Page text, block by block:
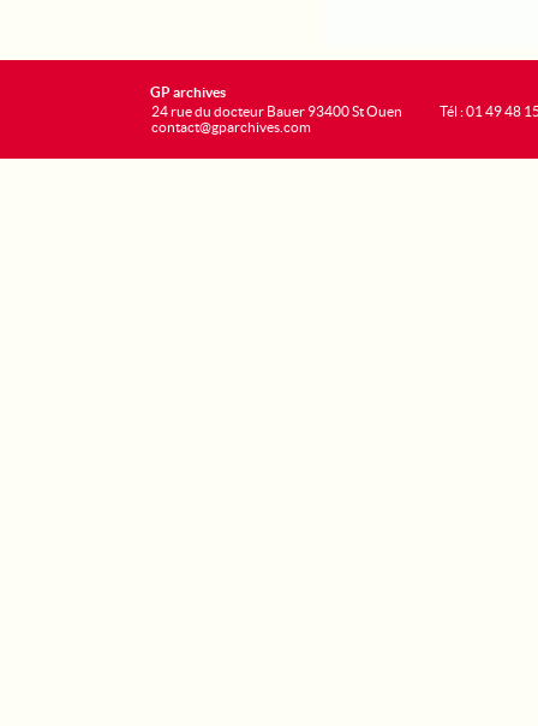
GP archives
24 rue du docteur Bauer 93400 St Ouen
contact@gparchives.com
Tél : 01 49 48